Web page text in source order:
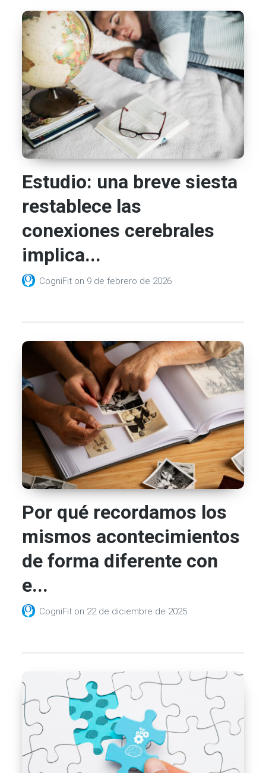
Estudio: una breve siesta
restablece las
conexiones cerebrales
implica...
CogniFit on 9 de febrero de 2026
Por qué recordamos los
mismos acontecimientos
de forma diferente con
e...
CogniFit on 22 de diciembre de 2025